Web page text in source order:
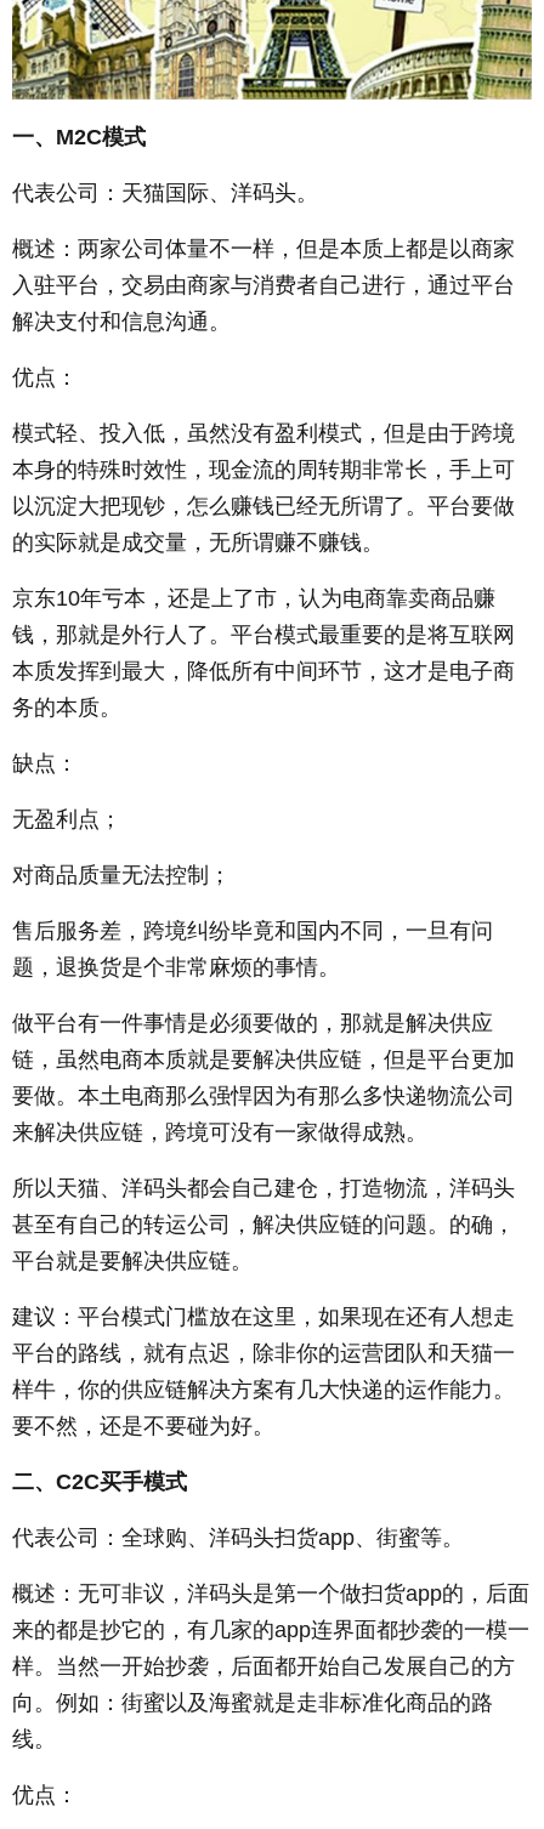
一、M2C模式
代表公司：天猫国际、洋码头。
概述：两家公司体量不一样，但是本质上都是以商家
入驻平台，交易由商家与消费者自己进行，通过平台
解决支付和信息沟通。
优点：
模式轻、投入低，虽然没有盈利模式，但是由于跨境
本身的特殊时效性，现金流的周转期非常长，手上可
以沉淀大把现钞，怎么赚钱已经无所谓了。平台要做
的实际就是成交量，无所谓赚不赚钱。
京东10年亏本，还是上了市，认为电商靠卖商品赚
钱，那就是外行人了。平台模式最重要的是将互联网
本质发挥到最大，降低所有中间环节，这才是电子商
务的本质。
缺点：
无盈利点；
对商品质量无法控制；
售后服务差，跨境纠纷毕竟和国内不同，一旦有问
题，退换货是个非常麻烦的事情。
做平台有一件事情是必须要做的，那就是解决供应
链，虽然电商本质就是要解决供应链，但是平台更加
要做。本土电商那么强悍因为有那么多快递物流公司
来解决供应链，跨境可没有一家做得成熟。
所以天猫、洋码头都会自己建仓，打造物流，洋码头
甚至有自己的转运公司，解决供应链的问题。的确，
平台就是要解决供应链。
建议：平台模式门槛放在这里，如果现在还有人想走
平台的路线，就有点迟，除非你的运营团队和天猫一
样牛，你的供应链解决方案有几大快递的运作能力。
要不然，还是不要碰为好。
二、C2C买手模式
代表公司：全球购、洋码头扫货app、街蜜等。
概述：无可非议，洋码头是第一个做扫货app的，后面
来的都是抄它的，有几家的app连界面都抄袭的一模一
样。当然一开始抄袭，后面都开始自己发展自己的方
向。例如：街蜜以及海蜜就是走非标准化商品的路
线。
优点：